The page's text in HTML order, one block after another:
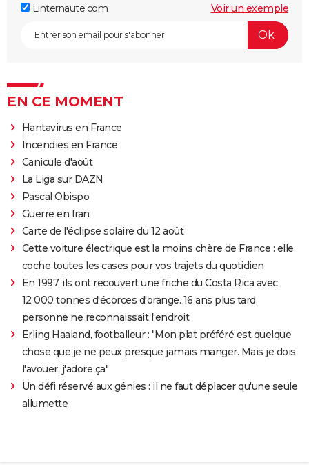
Linternaute.com Voir un exemple
EN CE MOMENT
Hantavirus en France
Incendies en France
Canicule d'août
La Liga sur DAZN
Pascal Obispo
Guerre en Iran
Carte de l'éclipse solaire du 12 août
Cette voiture électrique est la moins chère de France : elle
coche toutes les cases pour vos trajets du quotidien
En 1997, ils ont recouvert une friche du Costa Rica avec
12 000 tonnes d'écorces d'orange. 16 ans plus tard,
personne ne reconnaissait l'endroit
Erling Haaland, footballeur : "Mon plat préféré est quelque
chose que je ne peux presque jamais manger. Mais je dois
l'avouer, j'adore ça"
Un défi réservé aux génies : il ne faut déplacer qu'une seule
allumette